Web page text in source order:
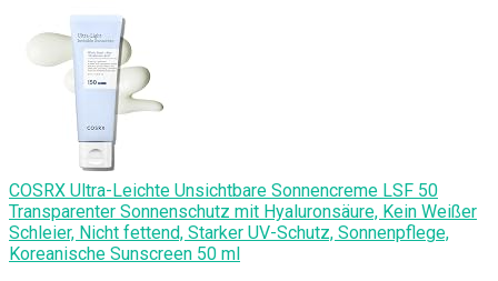
COSRX Ultra-Leichte Unsichtbare Sonnencreme LSF 50
Transparenter Sonnenschutz mit Hyaluronsäure, Kein Weißer
Schleier, Nicht fettend, Starker UV-Schutz, Sonnenpflege,
Koreanische Sunscreen 50 ml